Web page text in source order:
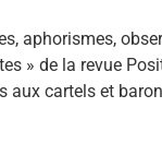
aphorismes,
» de la revue
aux cartels et